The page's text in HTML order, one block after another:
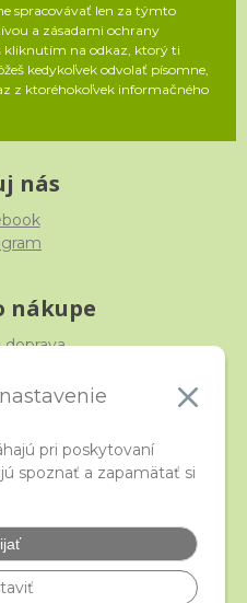
pri poskytovaní
spoznať a zapamätať si
spracovávať len za týmto
a zásadami ochrany
kliknutím na odkaz, ktorý ti
kedykoľvek odvolať písomne,
z ktoréhokoľvek informačného
nás
nákupe
doprava
otázky